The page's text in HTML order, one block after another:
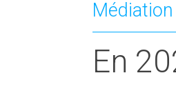
Médiation
En